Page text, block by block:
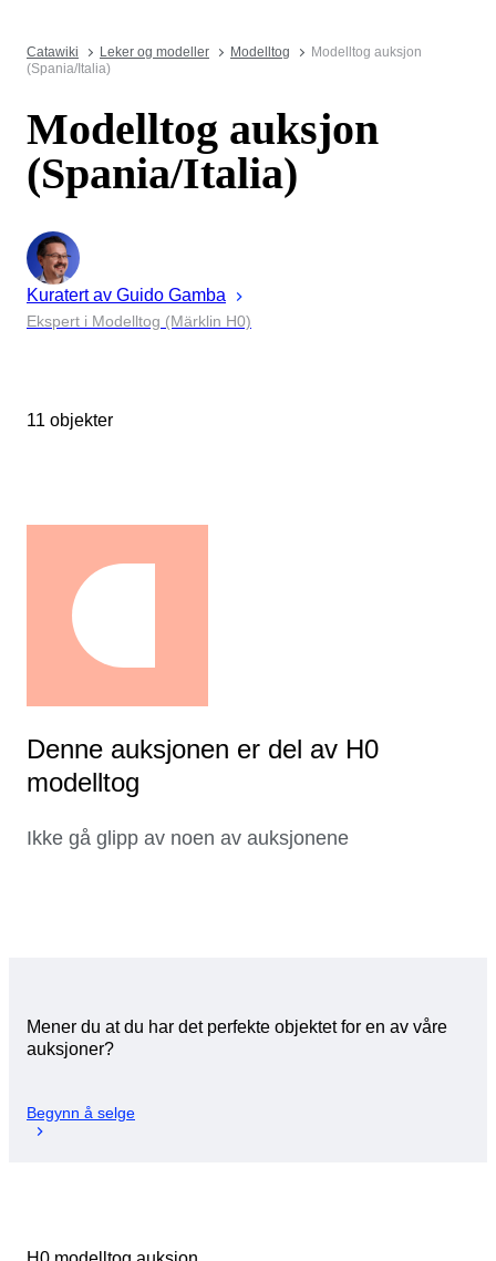
Catawiki Leker og modeller Modelltog
Modelltog auksjon
(Spania/Italia)
Modelltog auksjon
(Spania/Italia)
Kuratert av Guido Gamba
Ekspert i Modelltog (Märklin H0)
11 objekter
Denne auksjonen er del av H0
modelltog
Ikke gå glipp av noen av auksjonene
Mener du at du har det perfekte objektet for en av våre
auksjoner?
Begynn å selge